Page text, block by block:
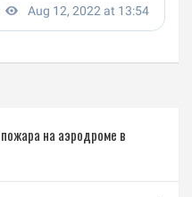
на аэродроме в